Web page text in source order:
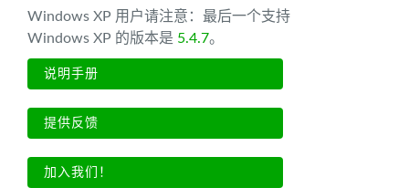
Windows XP 用户请注意：最后一个支持
Windows XP 的版本是 5.4.7。
说明手册
提供反馈
加入我们！